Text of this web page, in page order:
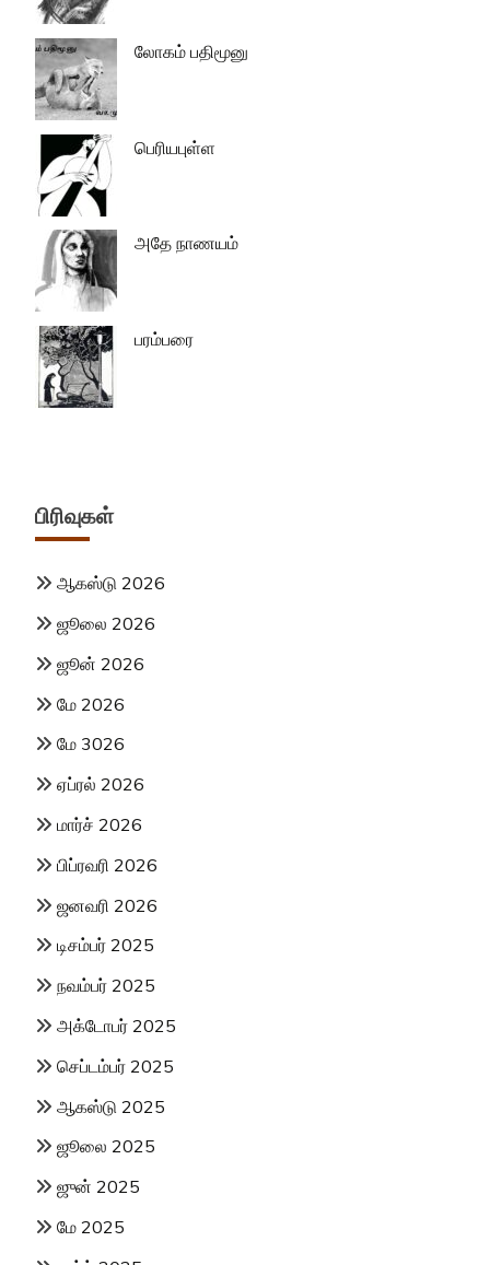
லோகம் பதிமூனு
பெரியபுள்ள
அதே நாணயம்
பரம்பரை
பிரிவுகள்
ஆகஸ்டு 2026
ஜூலை 2026
ஜூன் 2026
மே 2026
மே 3026
ஏப்ரல் 2026
மார்ச் 2026
பிப்ரவரி 2026
ஜனவரி 2026
டிசம்பர் 2025
நவம்பர் 2025
அக்டோபர் 2025
செப்டம்பர் 2025
ஆகஸ்டு 2025
ஜூலை 2025
ஜுன் 2025
மே 2025